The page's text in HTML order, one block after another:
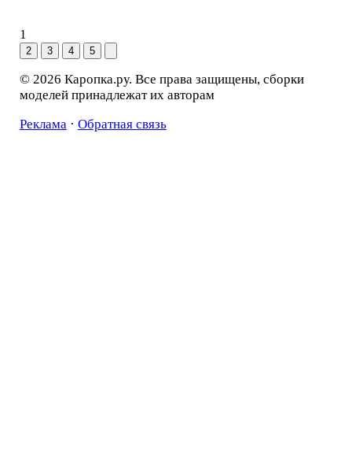
1
2 3 4 5
© 2026 Каропка.ру. Все права защищены, сборки
моделей принадлежат их авторам
Реклама· Обратная связь